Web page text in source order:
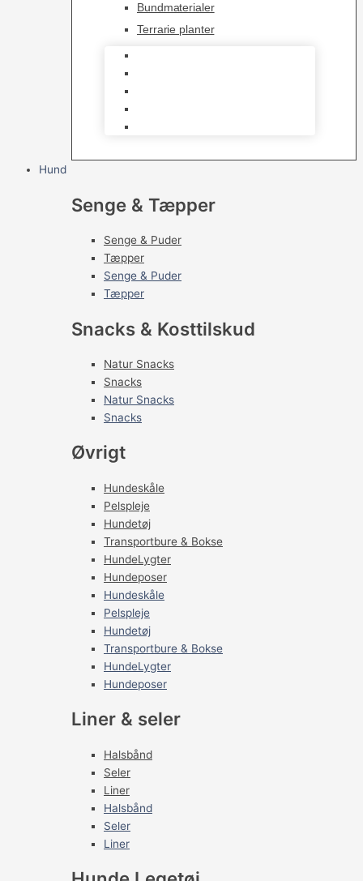
Bundmaterialer
Terrarie planter
Hund
Senge & Tæpper
Senge & Puder
Tæpper
Senge & Puder
Tæpper
Snacks & Kosttilskud
Natur Snacks
Snacks
Natur Snacks
Snacks
Øvrigt
Hundeskåle
Pelspleje
Hundetøj
Transportbure & Bokse
HundeLygter
Hundeposer
Hundeskåle
Pelspleje
Hundetøj
Transportbure & Bokse
HundeLygter
Hundeposer
Liner & seler
Halsbånd
Seler
Liner
Halsbånd
Seler
Liner